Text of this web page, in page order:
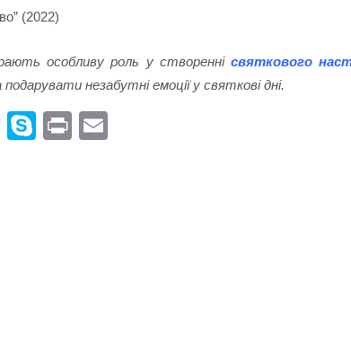
(2022)
особливу роль у створенні святкового
незабутні емоції у святкові дні.
W
S
Pr